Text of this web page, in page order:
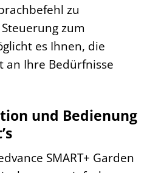
zu
zum
es Ihnen, die
an Ihre Bedürfnisse
und Bedienung
SMART+ Garden